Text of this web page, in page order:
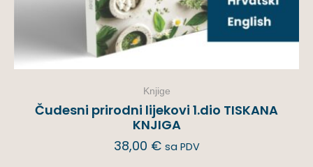
Knjige
Čudesni prirodni lijekovi 1.dio TISKANA
KNJIGA
38,00 € sa PDV